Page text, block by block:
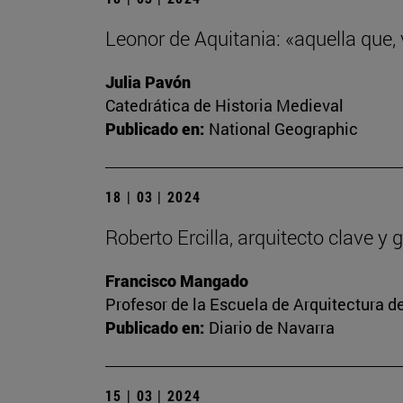
Leonor de Aquitania: «aquella
Julia Pavón
Catedrática de Historia Medieval
Publicado en: National Geographic
18 | 03 | 2024
Roberto Ercilla, arquitecto clave y
Francisco Mangado
Profesor de la Escuela de Arquitectura
Publicado en: Diario de Navarra
15 | 03 | 2024